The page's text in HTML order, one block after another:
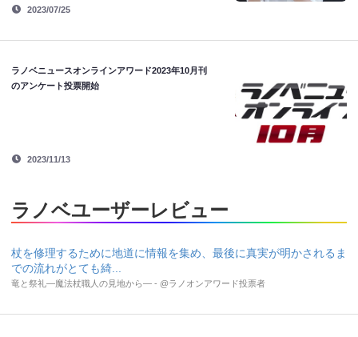
2023/07/25
ラノベニュースオンラインアワード2023年10月刊
のアンケート投票開始
2023/11/13
ラノベユーザーレビュー
杖を修理するために地道に情報を集め、最後に真実が明かされるま
での流れがとても綺...
竜と祭礼―魔法杖職人の見地から― - @ラノオンアワード投票者